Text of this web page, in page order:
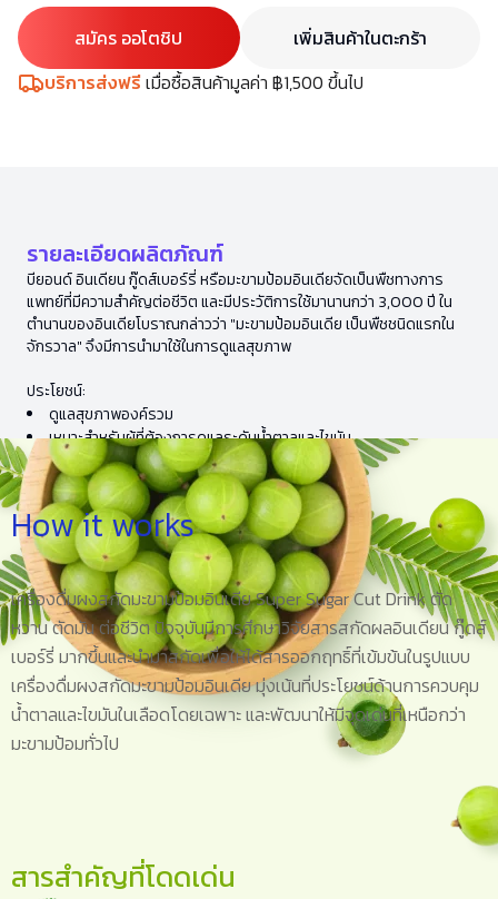
สมัคร ออโตชิป
เพิ่มสินค้าในตะกร้า
บริการส่งฟรีเมื่อซื้อสินค้ามูลค่า ฿1,500 ขึ้นไป
รายละเอียดผลิตภัณฑ์
บียอนด์ อินเดียน กู๊ดส์เบอร์รี่ หรือมะขามป้อมอินเดียจัดเป็นพืชทางการ
แพทย์ที่มีความสำคัญต่อชีวิต และมีประวัติการใช้มานานกว่า 3,000 ปี ใน
ตำนานของอินเดียโบราณกล่าวว่า "มะขามป้อมอินเดีย เป็นพืชชนิดแรกใน
จักรวาล" จึงมีการนำมาใช้ในการดูแลสุขภาพ
ประโยชน์:
ดูแลสุขภาพองค์รวม
เหมาะสำหรับผู้ที่ต้องการดูแลระดับน้ำตาลและไขมัน
How it works
เครื่องดื่มผงสกัดมะขามป้อมอินเดีย Super Sugar Cut Drink ตัด
หวาน ตัดมัน ต่อชีวิต ปัจจุบันมีการศึกษาวิจัยสารสกัดผลอินเดียน กู๊ดส์
เบอร์รี่ มากขึ้นและนำมาสกัดเพื่อให้ได้สารออกฤทธิ์ที่เข้มข้นในรูปแบบ
เครื่องดื่มผงสกัดมะขามป้อมอินเดีย มุ่งเน้นที่ประโยชน์ด้านการควบคุม
น้ำตาลและไขมันในเลือดโดยเฉพาะ และพัฒนาให้มีจุดเด่นที่เหนือกว่า
มะขามป้อมทั่วไป
สารสำคัญที่โดดเด่น